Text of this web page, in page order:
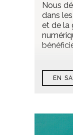
Nous
dans
et de la
EN